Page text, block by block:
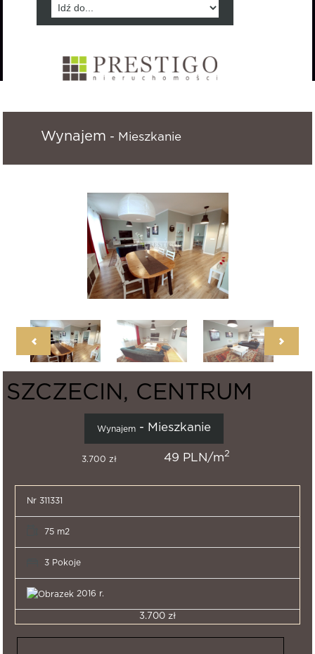
Wynajem - Mieszkanie
SZCZECIN, CENTRUM
Wynajem - Mieszkanie
3.700 zł 49 PLN/m2
Nr 311331
75 m2
3 Pokoje
2016 r.
3.700 zł